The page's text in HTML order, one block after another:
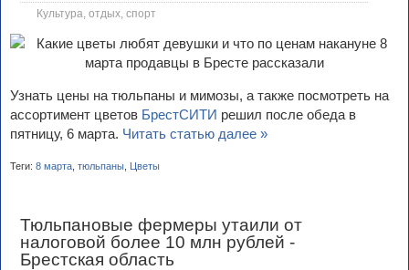
Культура, отдых, спорт
Узнать цены на тюльпаны и мимозы, а также посмотреть на
ассортимент цветов БрестСИТИ решил после обеда в
пятницу, 6 марта. Читать статью далее »
Теги: 8 марта тюльпаны Цветы
Тюльпановые фермеры утаили от
налоговой более 10 млн рублей -
Брестская область